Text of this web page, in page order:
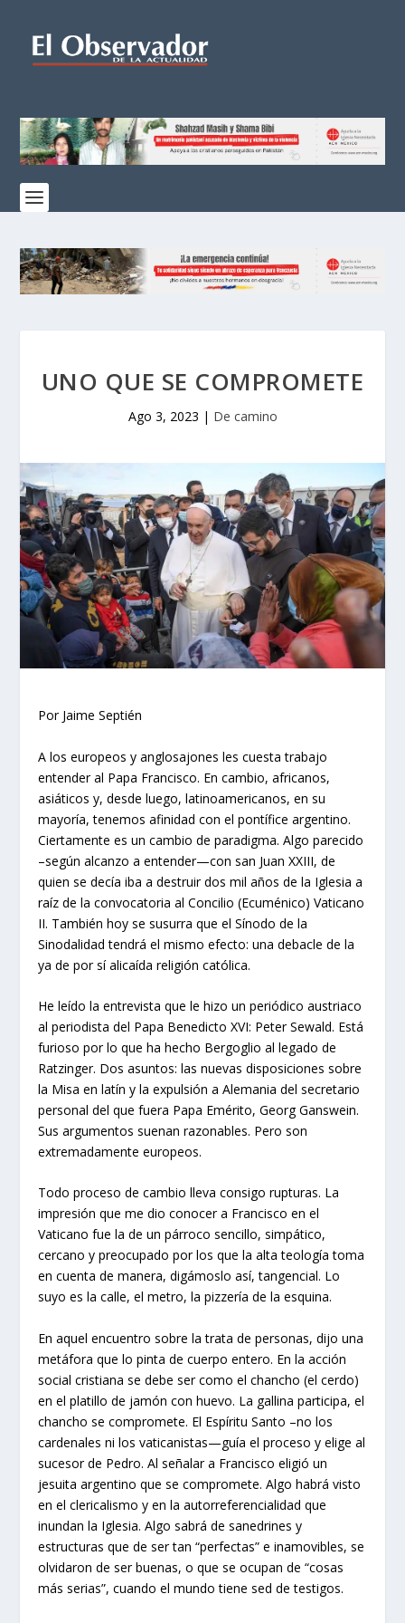
UNO QUE SE COMPROMETE
Ago 3, 2023 | De camino
Por Jaime Septién
A los europeos y anglosajones les cuesta trabajo
entender al Papa Francisco. En cambio, africanos,
asiáticos y, desde luego, latinoamericanos, en su
mayoría, tenemos afinidad con el pontífice argentino.
Ciertamente es un cambio de paradigma. Algo parecido
–según alcanzo a entender—con san Juan XXIII, de
quien se decía iba a destruir dos mil años de la Iglesia a
raíz de la convocatoria al Concilio (Ecuménico) Vaticano
II. También hoy se susurra que el Sínodo de la
Sinodalidad tendrá el mismo efecto: una debacle de la
ya de por sí alicaída religión católica.
He leído la entrevista que le hizo un periódico austriaco
al periodista del Papa Benedicto XVI: Peter Sewald. Está
furioso por lo que ha hecho Bergoglio al legado de
Ratzinger. Dos asuntos: las nuevas disposiciones sobre
la Misa en latín y la expulsión a Alemania del secretario
personal del que fuera Papa Emérito, Georg Ganswein.
Sus argumentos suenan razonables. Pero son
extremadamente europeos.
Todo proceso de cambio lleva consigo rupturas. La
impresión que me dio conocer a Francisco en el
Vaticano fue la de un párroco sencillo, simpático,
cercano y preocupado por los que la alta teología toma
en cuenta de manera, digámoslo así, tangencial. Lo
suyo es la calle, el metro, la pizzería de la esquina.
En aquel encuentro sobre la trata de personas, dijo una
metáfora que lo pinta de cuerpo entero. En la acción
social cristiana se debe ser como el chancho (el cerdo)
en el platillo de jamón con huevo. La gallina participa, el
chancho se compromete. El Espíritu Santo –no los
cardenales ni los vaticanistas—guía el proceso y elige al
sucesor de Pedro. Al señalar a Francisco eligió un
jesuita argentino que se compromete. Algo habrá visto
en el clericalismo y en la autorreferencialidad que
inundan la Iglesia. Algo sabrá de sanedrines y
estructuras que de ser tan “perfectas” e inamovibles, se
olvidaron de ser buenas, o que se ocupan de “cosas
más serias”, cuando el mundo tiene sed de testigos.